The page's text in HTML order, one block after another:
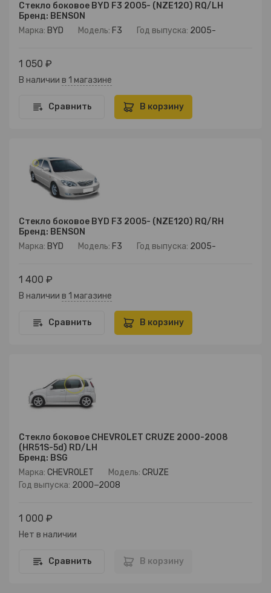
Стекло боковое BYD F3 2005- (NZE120) RQ/LH
Бренд: BENSON
Марка: BYD Модель: F3 Год выпуска: 2005-
1 050 ₽
В наличии в 1 магазине
Сравнить В корзину
Стекло боковое BYD F3 2005- (NZE120) RQ/RH
Бренд: BENSON
Марка: BYD Модель: F3 Год выпуска: 2005-
1 400 ₽
В наличии в 1 магазине
Сравнить В корзину
Стекло боковое CHEVROLET CRUZE 2000-2008
(HR51S-5d) RD/LH
Бренд: BSG
Марка: CHEVROLET Модель: CRUZE
Год выпуска: 2000−2008
1 000 ₽
Нет в наличии
Сравнить В корзину